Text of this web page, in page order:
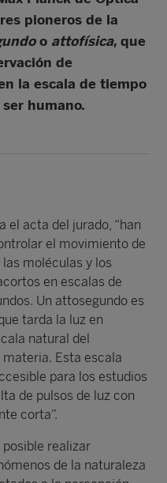
pioneros de la
o attofísica, que
de
la escala de tiempo
humano.
el acta del jurado, “han
el movimiento de
moléculas y los
en escalas de
Un attosegundo es
tarda la luz en
natural del
Esta escala
para los estudios
de pulsos de luz con
corta”.
posible realizar
de la naturaleza